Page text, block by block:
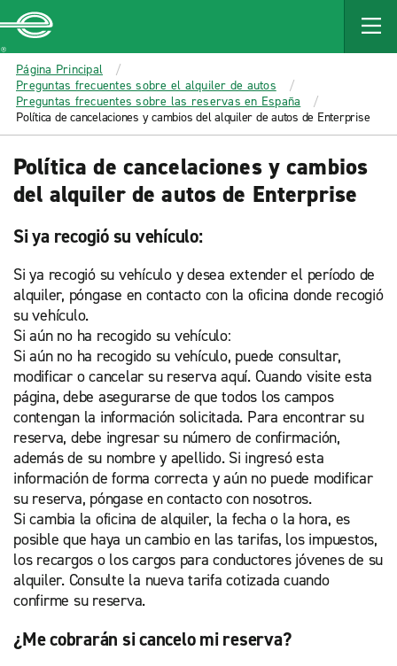
MAIN
CONTENT
Enterprise
Página Principal
Preguntas frecuentes sobre el alquiler de autos
Preguntas frecuentes sobre las reservas en España
Política de cancelaciones y cambios del alquiler de autos de Enterprise
Política de cancelaciones y cambios
del alquiler de autos de Enterprise
Si ya recogió su vehículo:
Si ya recogió su vehículo y desea extender el período de
alquiler, póngase en contacto con la oficina donde recogió
su vehículo.
Si aún no ha recogido su vehículo:
Si aún no ha recogido su vehículo, puede consultar,
modificar o cancelar su reserva aquí. Cuando visite esta
página, debe asegurarse de que todos los campos
contengan la información solicitada. Para encontrar su
reserva, debe ingresar su número de confirmación,
además de su nombre y apellido. Si ingresó esta
información de forma correcta y aún no puede modificar
su reserva, póngase en contacto con nosotros.
Si cambia la oficina de alquiler, la fecha o la hora, es
posible que haya un cambio en las tarifas, los impuestos,
los recargos o los cargos para conductores jóvenes de su
alquiler. Consulte la nueva tarifa cotizada cuando
confirme su reserva.
¿Me cobrarán si cancelo mi reserva?